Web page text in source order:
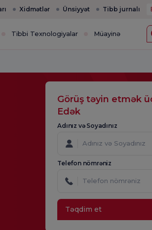
Xidmətlər Ünsiyyət Tibb jurnalı
Tibbi Texnologiyalar Müayinə
Görüş təyin etmək
Edək
Adınız və Soyadınız
Telefon nömrəniz
Təqdim et